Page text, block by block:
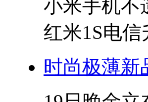
小米手机不
红米1S电信
时尚极薄新